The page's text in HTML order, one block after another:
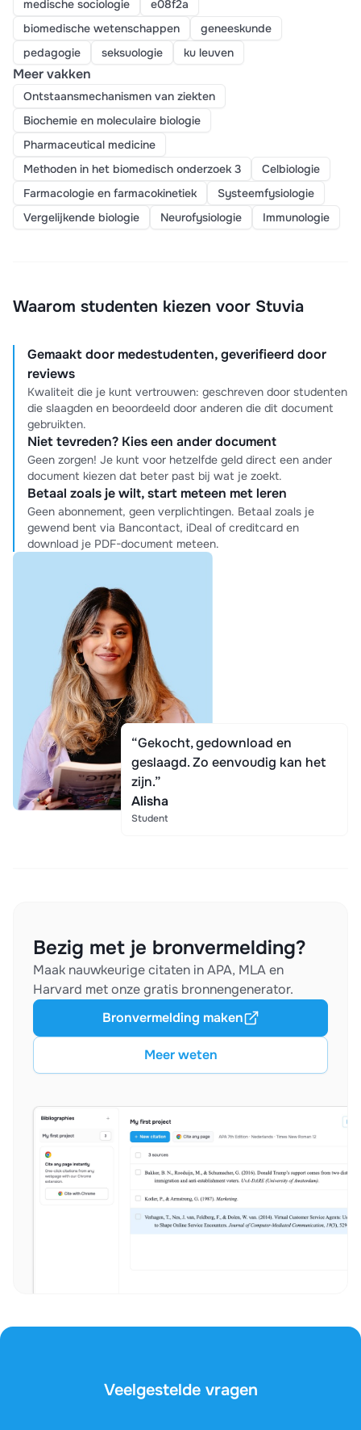
medische sociologie
e08f2a
biomedische wetenschappen
geneeskunde
pedagogie
seksuologie ku leuven
Meer vakken
Ontstaansmechanismen van ziekten
Biochemie en moleculaire biologie
Pharmaceutical medicine
Methoden in het biomedisch onderzoek 3
Celbiologie
Farmacologie en farmacokinetiek
Systeemfysiologie
Vergelijkende biologie
Neurofysiologie Immunologie
Waarom studenten kiezen voor Stuvia
Gemaakt door medestudenten, geverifieerd door
reviews
Kwaliteit die je kunt vertrouwen: geschreven door studenten
die slaagden en beoordeeld door anderen die dit document
gebruikten.
Niet tevreden? Kies een ander document
Geen zorgen! Je kunt voor hetzelfde geld direct een ander
document kiezen dat beter past bij wat je zoekt.
Betaal zoals je wilt, start meteen met leren
Geen abonnement, geen verplichtingen. Betaal zoals je
gewend bent via Bancontact, iDeal of creditcard en
download je PDF-document meteen.
“Gekocht, gedownload en
geslaagd. Zo eenvoudig kan het
zijn.”
Alisha
Student
Bezig met je bronvermelding?
Maak nauwkeurige citaten in APA, MLA en
Harvard met onze gratis bronnengenerator.
Meer weten
Bronvermelding maken
Veelgestelde vragen